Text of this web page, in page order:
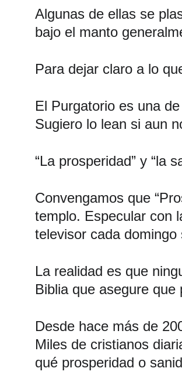
Algunas de ellas se
bajo el manto
Para dejar claro a lo
El Purgatorio es una
Sugiero lo lean si aun
“La prosperidad” y “la
Convengamos que
templo. Especular con
televisor cada
La realidad es que
Biblia que asegure
Desde hace más de
Miles de cristianos
qué prosperidad o